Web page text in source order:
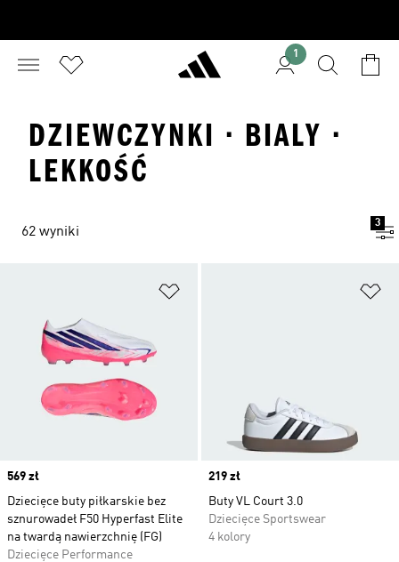
1
DZIEWCZYNKI · BIALY ·
LEKKOŚĆ
62 wyniki
3
Price
569 zł
Dziecięce buty piłkarskie bez
sznurowadeł F50 Hyperfast Elite
na twardą nawierzchnię (FG)
Dziecięce Performance
Price
219 zł
Buty VL Court 3.0
Dziecięce Sportswear
4 kolory